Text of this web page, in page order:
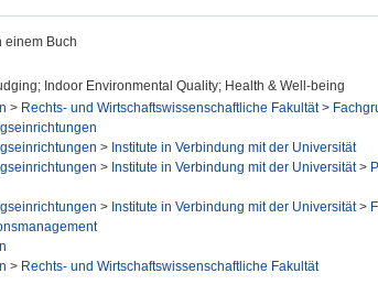
einem Buch
Indoor Environmental Quality; Health & Well-being
> Rechts- und Wirtschaftswissenschaftliche Fakultät>
> Institute in Verbindung mit der Universität
> Institute in Verbindung mit der Universität>
> Institute in Verbindung mit der Universität>
> Rechts- und Wirtschaftswissenschaftliche Fakultät